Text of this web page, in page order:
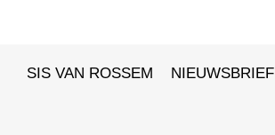
SIS VAN ROSSEM NIEUWSBRIEF